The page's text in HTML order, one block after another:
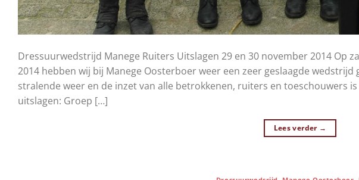
Dressuurwedstrijd Manege Ruiters Uitslagen 29 en 30 november 2014 Op
2014 hebben wij bij Manege Oosterboer weer een zeer geslaagde
stralende weer en de inzet van alle betrokkenen, ruiters en toeschouwers
uitslagen: Groep […]
Lees verder →